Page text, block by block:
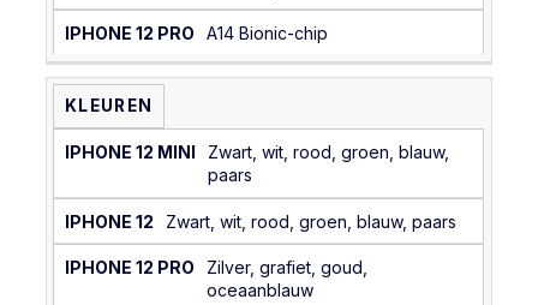
A14 Bionic-chip
KLEUREN
Zwart, wit, rood, groen, blauw,
paars
Zwart, wit, rood, groen, blauw, paars
Zilver, grafiet, goud,
oceaanblauw